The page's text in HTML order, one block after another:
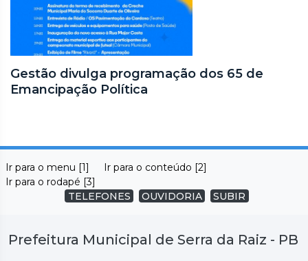
Gestão divulga programação dos 65 de
Emancipação Política
Ir para o menu [1]
Ir para o conteúdo [2]
Ir para o rodapé [3]
TELEFONES
OUVIDORIA SUBIR
Prefeitura Municipal de Serra da Raiz - PB